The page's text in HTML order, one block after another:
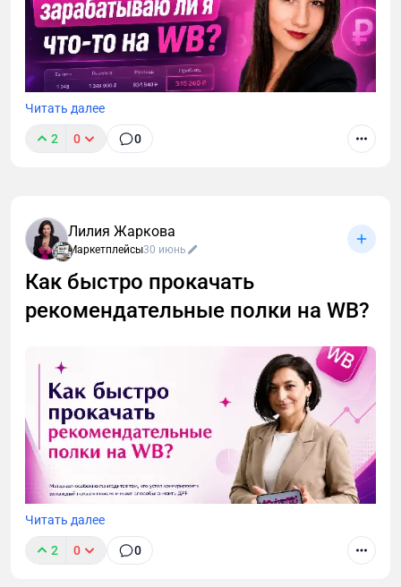
Читать далее
2 0 0
Лилия Жаркова
Маркетплейсы30 июнь
Как быстро прокачать
рекомендательные полки на WB?
Читать далее
2 0 0